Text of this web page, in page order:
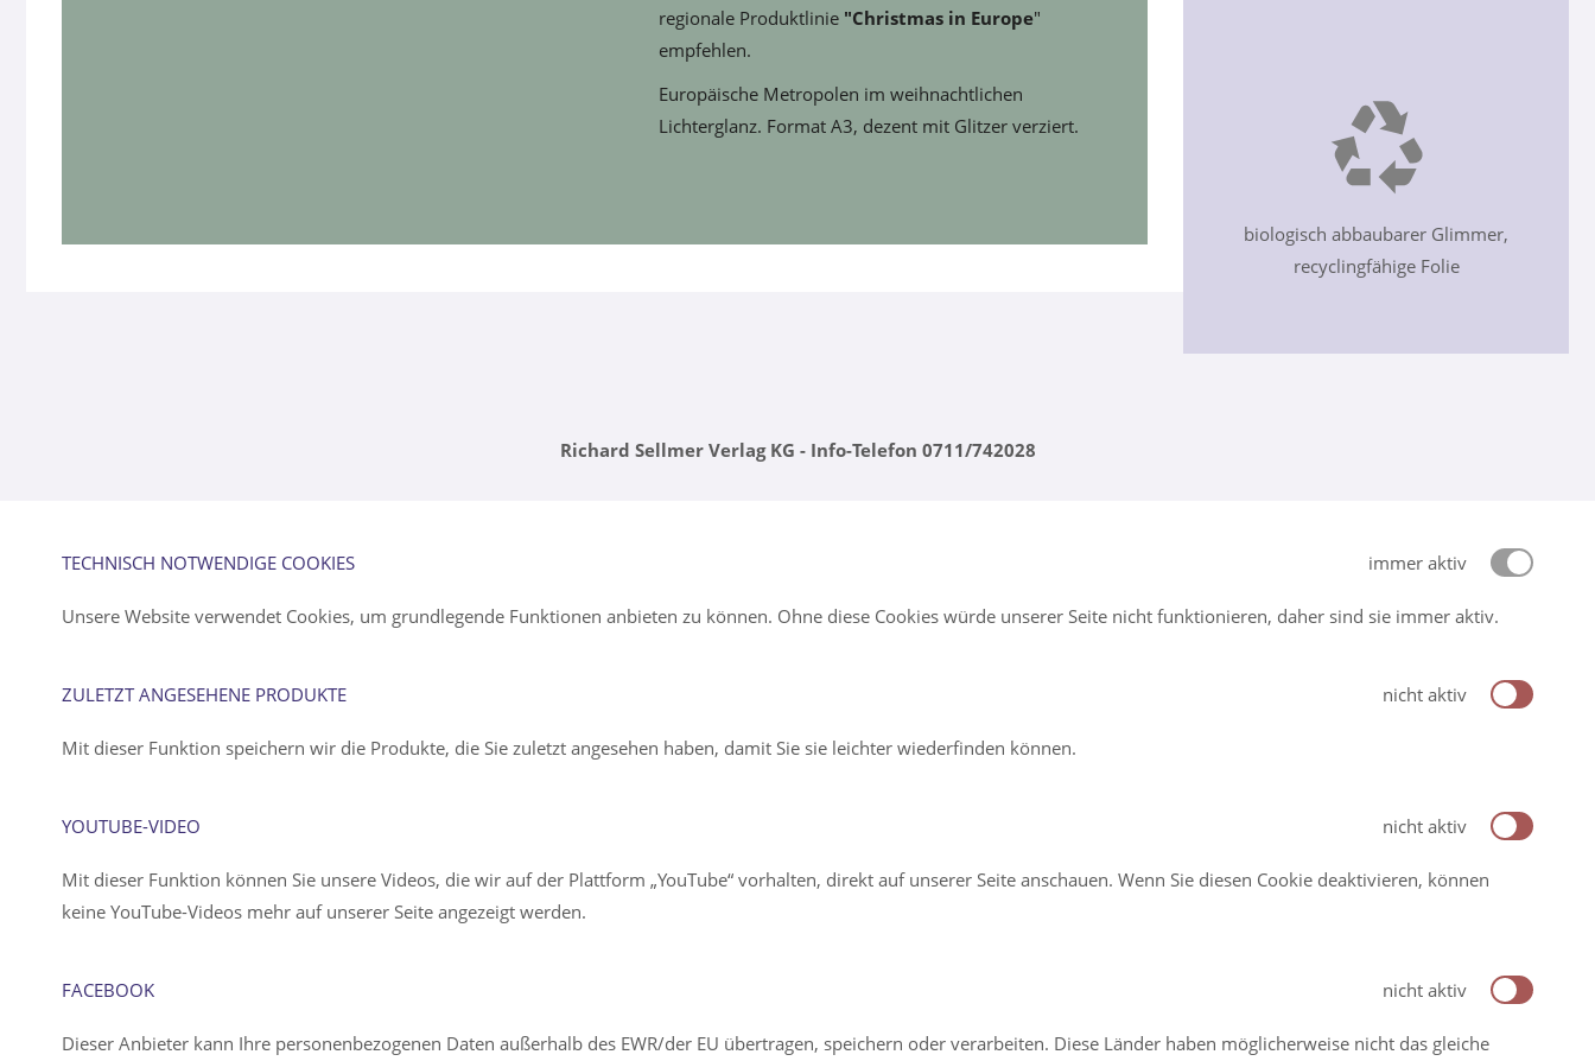
regionale Produktlinie "Christmas in Europe"
empfehlen.
Europäische Metropolen im weihnachtlichen
Lichterglanz. Format A3, dezent mit Glitzer verziert.
biologisch abbaubarer Glimmer,
recyclingfähige Folie
Richard Sellmer Verlag KG - Info-Telefon 0711/742028
TECHNISCH NOTWENDIGE COOKIES immer aktiv
Unsere Website verwendet Cookies, um grundlegende Funktionen anbieten zu können. Ohne diese Cookies würde unserer Seite nicht funktionieren, daher sind sie immer aktiv.
ZULETZT ANGESEHENE PRODUKTE nicht aktiv
Mit dieser Funktion speichern wir die Produkte, die Sie zuletzt angesehen haben, damit Sie sie leichter wiederfinden können.
YOUTUBE-VIDEO nicht aktiv
Mit dieser Funktion können Sie unsere Videos, die wir auf der Plattform „YouTube“ vorhalten, direkt auf unserer Seite anschauen. Wenn Sie diesen Cookie deaktivieren, können
keine YouTube-Videos mehr auf unserer Seite angezeigt werden.
FACEBOOK nicht aktiv
Dieser Anbieter kann Ihre personenbezogenen Daten außerhalb des EWR/der EU übertragen, speichern oder verarbeiten. Diese Länder haben möglicherweise nicht das gleiche